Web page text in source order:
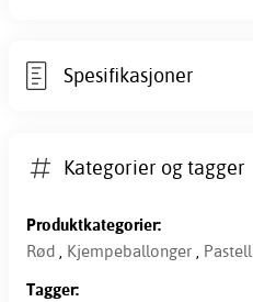
Spesifikasjoner
Kategorier og tagger
Produktkategorier:
Rød , Kjempeballonger , Pastell
Tagger: